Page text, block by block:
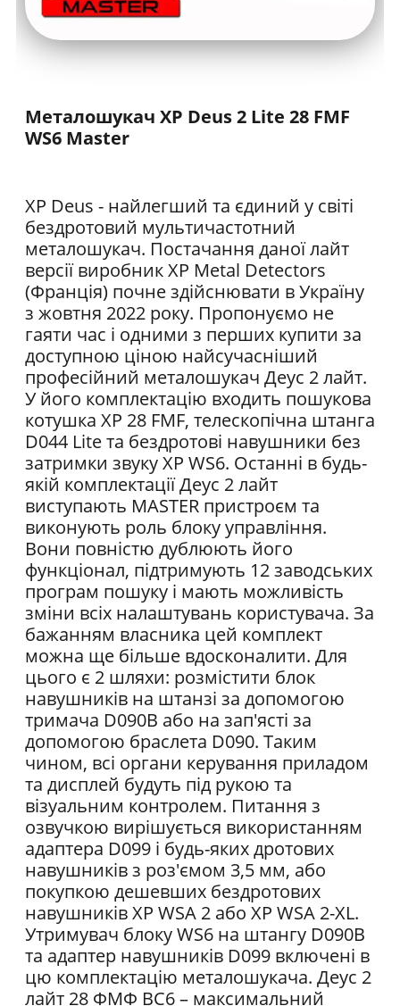
Металошукач XP Deus 2 Lite 28 FMF
WS6 Master
XP Deus - найлегший та єдиний у світі
бездротовий мультичастотний
металошукач. Постачання даної лайт
версії виробник XP Metal Detectors
(Франція) почне здійснювати в Україну
з жовтня 2022 року. Пропонуємо не
гаяти час і одними з перших купити за
доступною ціною найсучасніший
професійний металошукач Деус 2 лайт.
У його комплектацію входить пошукова
котушка XP 28 FMF, телескопічна штанга
D044 Lite та бездротові навушники без
затримки звуку XP WS6. Останні в будь-
якій комплектації Деус 2 лайт
виступають MASTER пристроєм та
виконують роль блоку управління.
Вони повністю дублюють його
функціонал, підтримують 12 заводських
програм пошуку і мають можливість
зміни всіх налаштувань користувача. За
бажанням власника цей комплект
можна ще більше вдосконалити. Для
цього є 2 шляхи: розмістити блок
навушників на штанзі за допомогою
тримача D090B або на зап'ясті за
допомогою браслета D090. Таким
чином, всі органи керування приладом
та дисплей будуть під рукою та
візуальним контролем. Питання з
озвучкою вирішується використанням
адаптера D099 і будь-яких дротових
навушників з роз'ємом 3,5 мм, або
покупкою дешевших бездротових
навушників XP WSA 2 або XP WSA 2-XL.
Утримувач блоку WS6 на штангу D090B
та адаптер навушників D099 включені в
цю комплектацію металошукача. Деус 2
лайт 28 ФМФ ВС6 – максимальний